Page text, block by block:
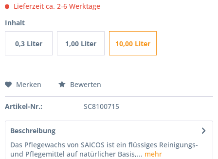
Lieferzeit ca. 2-6 Werktage
Inhalt
0,3 Liter 1,00 Liter 10,00 Liter
Merken Bewerten
Artikel-Nr.: SC8100715
Beschreibung
Das Pflegewachs von SAICOS ist ein flüssiges Reinigungs-
und Pflegemittel auf natürlicher Basis,... mehr